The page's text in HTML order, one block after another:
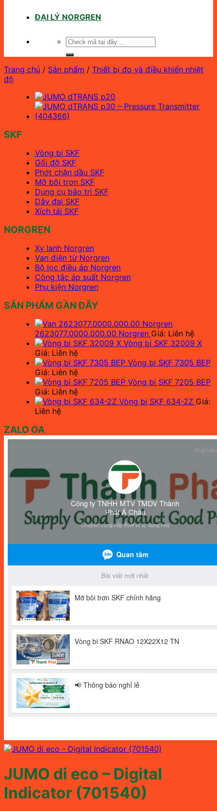
ĐẠI LÝ NORGREN
Tìm
Trang chủ / Sản phẩm / Thiết bị đo và điều khiển nhiệt
độ
SKF
Vòng bi SKF
Gối đỡ SKF
Phớt chặn dầu SKF
Mỡ bôi trơn SKF
Dụng cụ bảo trì SKF
Dây đai SKF
Xích tải SKF
NORGREN
Xy lanh Norgren
Van điện từ Norgren
Bộ lọc điều áp Norgren
Công tắc áp suất Norgren
Phụ kiện Norgren
SẢN PHẨM GẦN ĐÂY
2623077.0000.000.00 Norgren Giá: Liên hệ
Vòng bi SKF 32009 X
Giá: Liên hệ
Vòng bi SKF 7305 BEP
Giá: Liên hệ
Vòng bi SKF 7205 BEP
Giá: Liên hệ
Vòng bi SKF 634-2Z Giá:
Liên hệ
ZALO OA
JUMO di eco – Digital
Indicator (701540)